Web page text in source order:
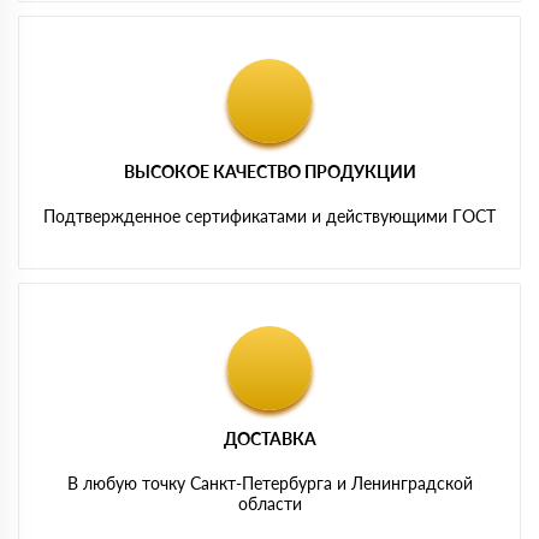
ВЫСОКОЕ КАЧЕСТВО ПРОДУКЦИИ
Подтвержденное сертификатами и действующими ГОСТ
ДОСТАВКА
В любую точку Санкт-Петербурга и Ленинградской
области